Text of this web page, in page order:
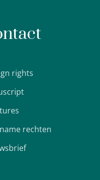
rights
rechten